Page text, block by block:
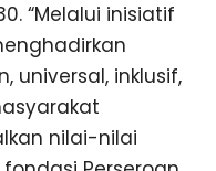
“Melalui inisiatif
universal, inklusif,
nilai-nilai